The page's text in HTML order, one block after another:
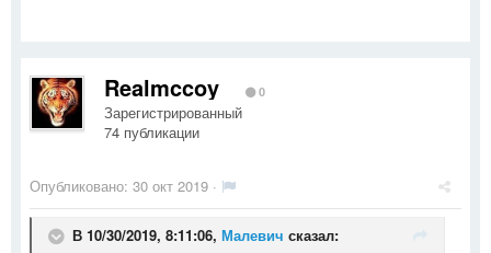
Realmccoy 0
Зарегистрированный
74 публикации
Опубликовано: 30 окт 2019 ·
В 10/30/2019, 8:11:06, Малевич сказал: